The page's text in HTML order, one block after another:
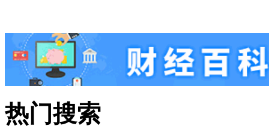
热门搜索